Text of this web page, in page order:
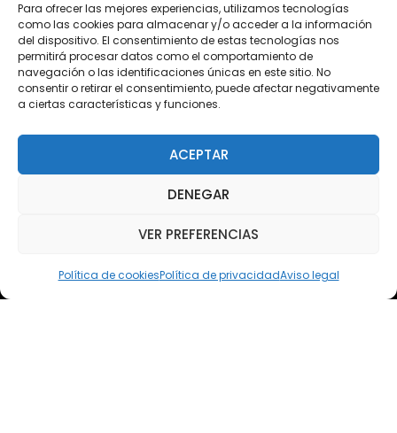
Para ofrecer las mejores experiencias, utilizamos tecnologías
como las cookies para almacenar y/o acceder a la información
del dispositivo. El consentimiento de estas tecnologías nos
permitirá procesar datos como el comportamiento de
navegación o las identificaciones únicas en este sitio. No
consentir o retirar el consentimiento, puede afectar negativamente
a ciertas características y funciones.
ACEPTAR
DENEGAR
VER PREFERENCIAS
Política de cookiesPolítica de privacidadAviso legal
Plataforma 2.0
Acceso Cursos UNIR
Teléfono: (+34) 958 455 085
Teléfono: (+34) 618 370 813